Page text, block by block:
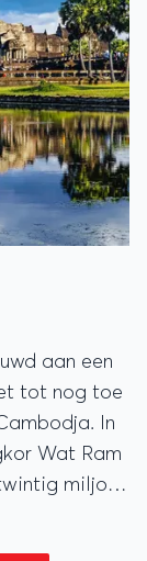
aan een
tot nog toe
In
Wat Ram
miljoen